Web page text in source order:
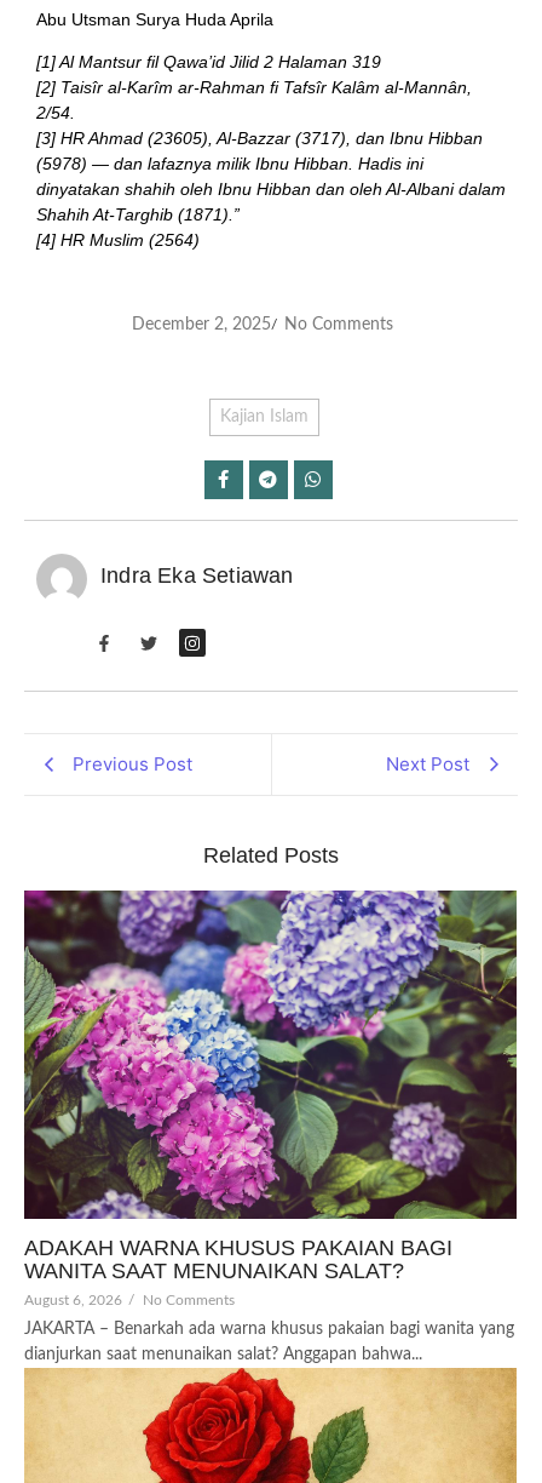
Abu Utsman Surya Huda Aprila
[1] Al Mantsur fil Qawa’id Jilid 2 Halaman 319
[2] Taisîr al-Karîm ar-Rahman fi Tafsîr Kalâm al-Mannân,
2/54.
[3] HR Ahmad (23605), Al-Bazzar (3717), dan Ibnu Hibban
(5978) — dan lafaznya milik Ibnu Hibban. Hadis ini
dinyatakan shahih oleh Ibnu Hibban dan oleh Al-Albani dalam
Shahih At-Targhib (1871).”
[4] HR Muslim (2564)
December 2, 2025/ No Comments
Kajian Islam
Indra Eka Setiawan
Previous Post Next Post
Related Posts
ADAKAH WARNA KHUSUS PAKAIAN BAGI
WANITA SAAT MENUNAIKAN SALAT?
August 6, 2026 / No Comments
JAKARTA – Benarkah ada warna khusus pakaian bagi wanita yang
dianjurkan saat menunaikan salat? Anggapan bahwa...